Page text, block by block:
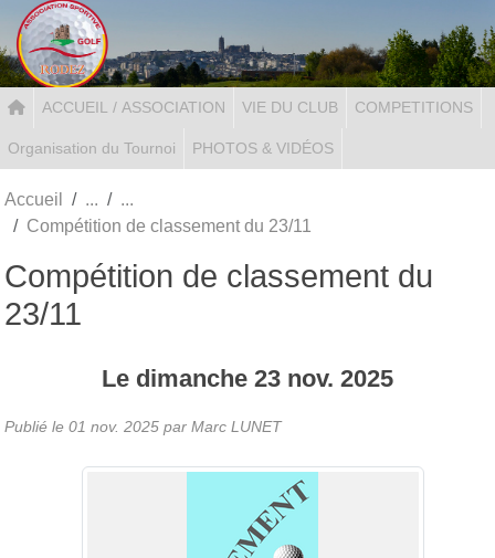
ACCUEIL / ASSOCIATION VIE DU CLUB COMPETITIONS
Organisation du Tournoi PHOTOS & VIDÉOS
Accueil
Compétition de classement du 23/11
Compétition de classement du
23/11
Le dimanche 23 nov. 2025
Publié le 01 nov. 2025 par Marc LUNET
Panneau de gestion des cookies